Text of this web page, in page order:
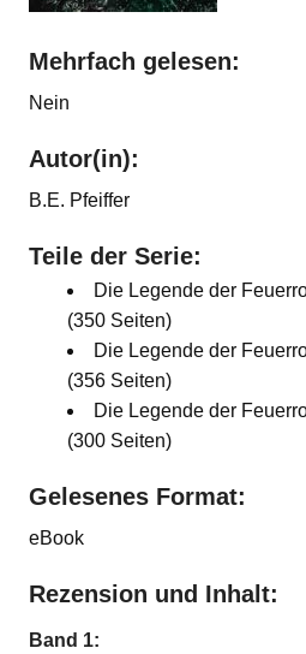
Mehrfach gelesen:
Nein
Autor(in):
B.E. Pfeiffer
Teile der Serie:
Die Legende der
(350 Seiten)
Die Legende der
(356 Seiten)
Die Legende der
(300 Seiten)
Gelesenes Format:
eBook
Rezension und Inhalt:
Band 1: